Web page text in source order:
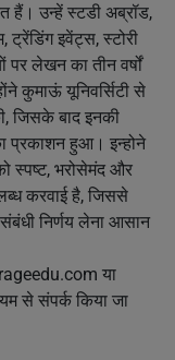
हैं। उन्हें स्टडी अब्रॉड,
ट्रेंडिंग इवेंट्स, स्टोरी
पर लेखन का तीन वर्षों
कुमाऊं यूनिवर्सिटी से
जिसके बाद इनकी
प्रकाशन हुआ। इन्होने
स्पष्ट, भरोसेमंद और
करवाई है, जिससे
निर्णय लेना आसान
या
से संपर्क किया जा